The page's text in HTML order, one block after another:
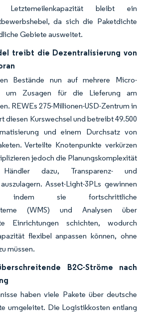
Letztemeilenkapazität bleibt ein
da sich die Paketdichte
Gebiete ausweitet.
treibt die Dezentralisierung von
Bestände nun auf mehrere Micro-
um Zusagen für die Lieferung am
REWEs 275-Millionen-USD-Zentrum in
diesen Kurswechsel und betreibt 49.500
und einem Durchsatz von
Verteilte Knotenpunkte verkürzen
jedoch die Planungskomplexität
dazu, Transparenz- und
Asset-Light-3PLs gewinnen
sie fortschrittliche
(WMS) und Analysen über
Einrichtungen schichten, wodurch
flexibel anpassen können, ohne
müssen.
B2C-Ströme nach
haben viele Pakete über deutsche
umgeleitet. Die Logistikkosten entlang